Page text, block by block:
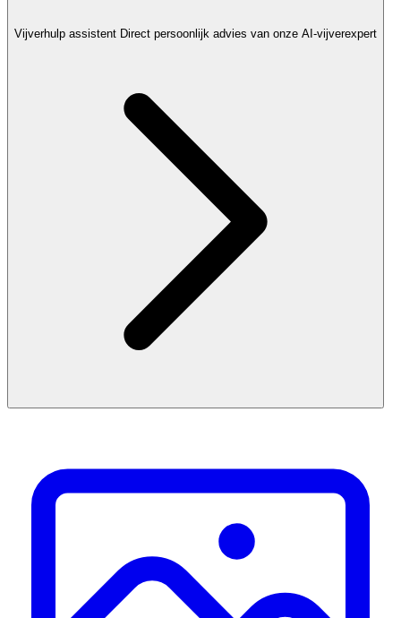
Vijverhulp assistent Direct persoonlijk advies van onze AI-vijverexpert